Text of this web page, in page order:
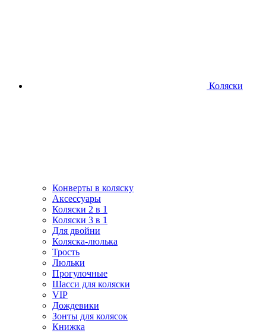
Коляски
Конверты в коляску
Аксессуары
Коляски 2 в 1
Коляски 3 в 1
Для двойни
Коляска-люлька
Трость
Люльки
Прогулочные
Шасси для коляски
VIP
Дождевики
Зонты для колясок
Книжка